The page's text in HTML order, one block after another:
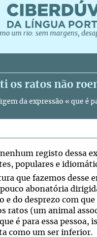
um rio: sem margens,
ti os ratos não
da expressão « que é
registo dessa
populares e
que fazemos desse
pouco abonatória
e do desprezo com
ratos (um animal
é para essa pessoa,
como um ser inferior.